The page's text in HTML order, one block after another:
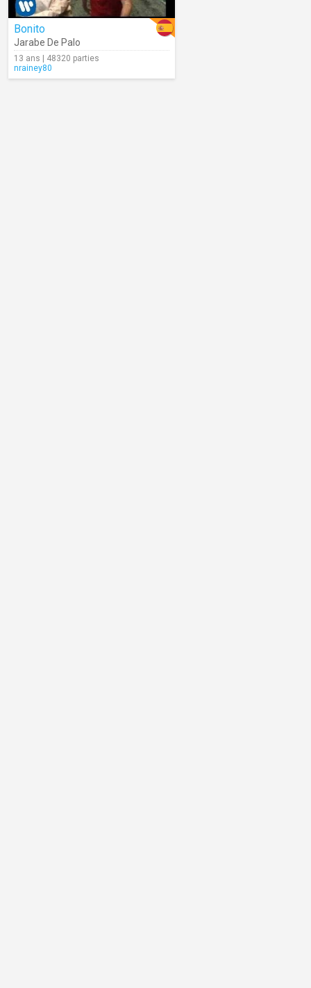
Bonito
Jarabe De Palo
13 ans | 48320 parties
nrainey80